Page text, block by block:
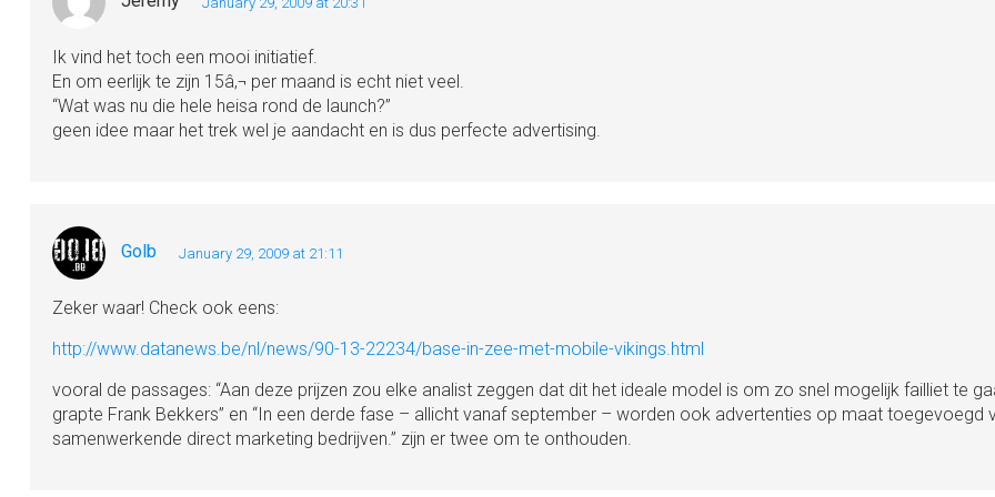
Ik vind het toch een mooi initiatief.
En om eerlijk te zijn 15â‚¬ per maand is echt niet veel.
“Wat was nu die hele heisa rond de launch?”
geen idee maar het trek wel je aandacht en is dus perfecte advertising.
Golb January 29, 2009 at 21:11
Zeker waar! Check ook eens:
http://www.datanews.be/nl/news/90-13-22234/base-in-zee-met-mobile-vikings.html
vooral de passages: “Aan deze prijzen zou elke analist zeggen dat dit het ideale model is om zo snel mogelijk failliet te
grapte Frank Bekkers” en “In een derde fase – allicht vanaf september – worden ook advertenties op maat toegevoegd
samenwerkende direct marketing bedrijven.” zijn er twee om te onthouden.